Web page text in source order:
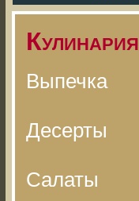
Кулинария
Выпечка
Десерты
Салаты